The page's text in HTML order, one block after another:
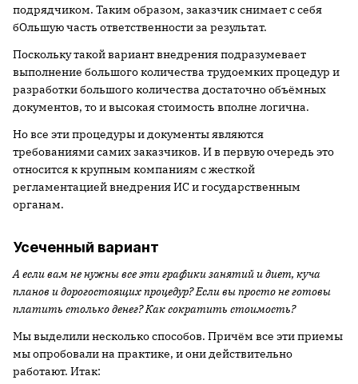
подрядчиком. Таким образом, заказчик снимает с себя
бОльшую часть ответственности за результат.
Поскольку такой вариант внедрения подразумевает
выполнение большого количества трудоемких процедур и
разработки большого количества достаточно объёмных
документов, то и высокая стоимость вполне логична.
Но все эти процедуры и документы являются
требованиями самих заказчиков. И в первую очередь это
относится к крупным компаниям с жесткой
регламентацией внедрения ИС и государственным
органам.
Усеченный вариант
А если вам не нужны все эти графики занятий и диет, куча
планов и дорогостоящих процедур? Если вы просто не готовы
платить столько денег? Как сократить стоимость?
Мы выделили несколько способов. Причём все эти приемы
мы опробовали на практике, и они действительно
работают. Итак: